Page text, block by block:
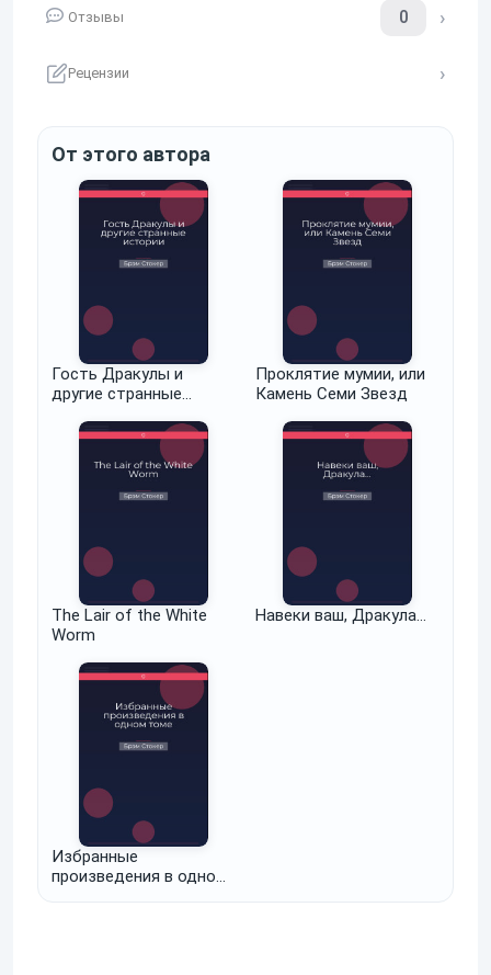
Отзывы 0
Рецензии
От этого автора
Гость Дракулы и
другие странные
Проклятие мумии, или
Камень Семи Звезд
The Lair of the White
Worm
Навеки ваш, Дракула…
Избранные
произведения в одном